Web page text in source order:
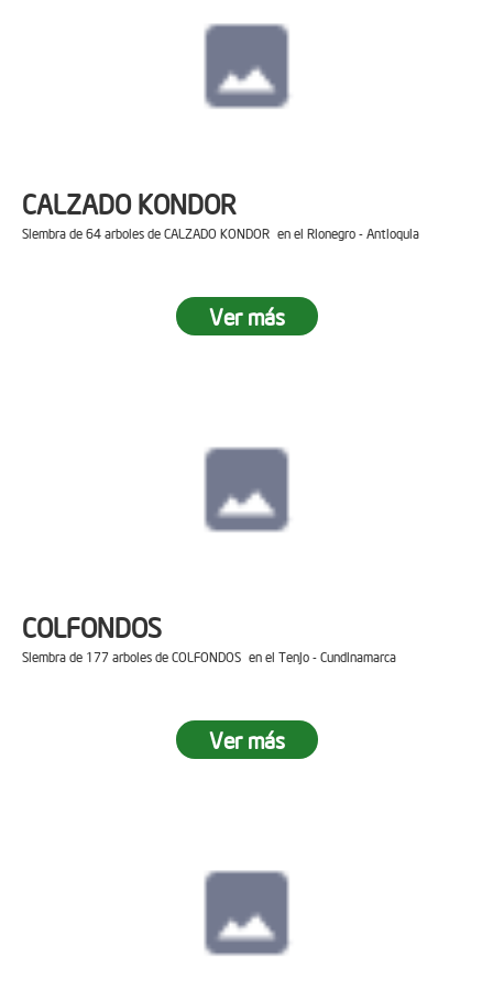
CALZADO KONDOR
Siembra de 64 arboles de CALZADO KONDOR en el Rionegro - Antioquia
Ver más
COLFONDOS
Siembra de 177 arboles de COLFONDOS en el Tenjo - Cundinamarca
Ver más